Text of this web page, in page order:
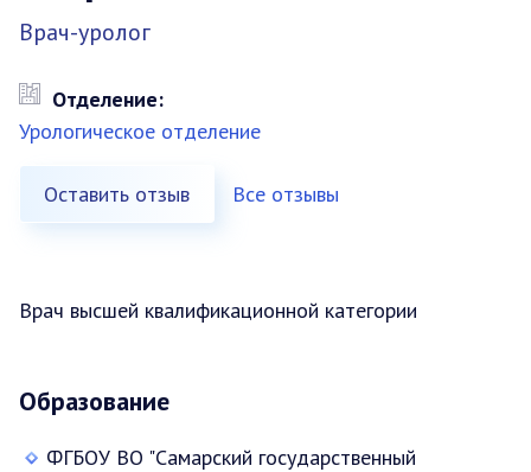
Врач-уролог
Отделение:
Урологическое отделение
Оставить отзыв Все отзывы
Врач высшей квалификационной категории
Образование
ФГБОУ ВО "Самарский государственный